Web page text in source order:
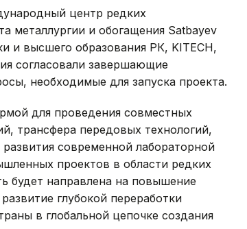
центр редких
металлургии и обогащения Satbayev
и высшего образования РК, KITECH,
согласовали завершающие
необходимые для запуска проекта.
для проведения совместных
трансфера передовых технологий,
современной лабораторной
проектов в области редких
будет направлена на повышение
глубокой переработки
в глобальной цепочке создания